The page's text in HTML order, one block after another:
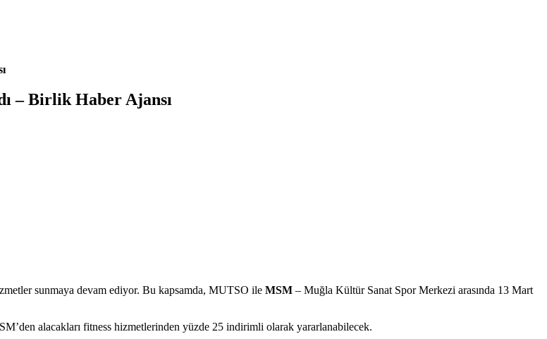
– Birlik Haber Ajansı
sunmaya devam ediyor. Bu kapsamda, MUTSO ile MSM – Muğla Kültür Sanat Spor Merkezi arasında 13 Mart
alacakları fitness hizmetlerinden yüzde 25 indirimli olarak yararlanabilecek.